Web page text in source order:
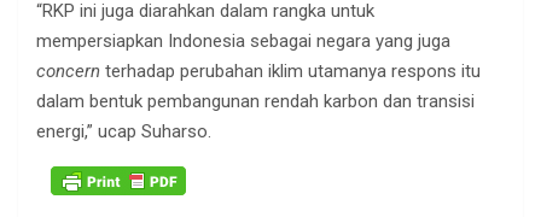
“RKP ini juga diarahkan dalam rangka untuk
mempersiapkan Indonesia sebagai negara yang juga
concern terhadap perubahan iklim utamanya respons itu
dalam bentuk pembangunan rendah karbon dan transisi
energi,” ucap Suharso.